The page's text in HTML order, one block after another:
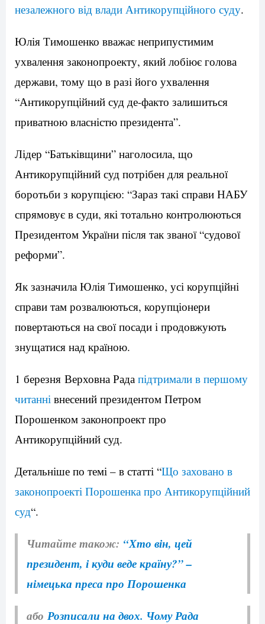
незалежного від влади Антикорупційного суду.
Юлія Тимошенко вважає неприпустимим
ухвалення законопроекту, який лобіює голова
держави, тому що в разі його ухвалення
“Антикорупційний суд де-факто залишиться
приватною власністю президента”.
Лідер “Батьківщини” наголосила, що
Антикорупційний суд потрібен для реальної
боротьби з корупцією: “Зараз такі справи НАБУ
спрямовує в суди, які тотально контролюються
Президентом України після так званої “судової
реформи”.
Як зазначила Юлія Тимошенко, усі корупційні
справи там розвалюються, корупціонери
повертаються на свої посади і продовжують
знущатися над країною.
1 березня Верховна Рада підтримали в першому
читанні внесений президентом Петром
Порошенком законопроект про
Антикорупційний суд.
Детальніше по темі – в статті “Що заховано в
законопроекті Порошенка про Антикорупційний
суд“.
Читайте також: “Хто він, цей
президент, і куди веде країну?” –
німецька преса про Порошенка
або Розписали на двох. Чому Рада